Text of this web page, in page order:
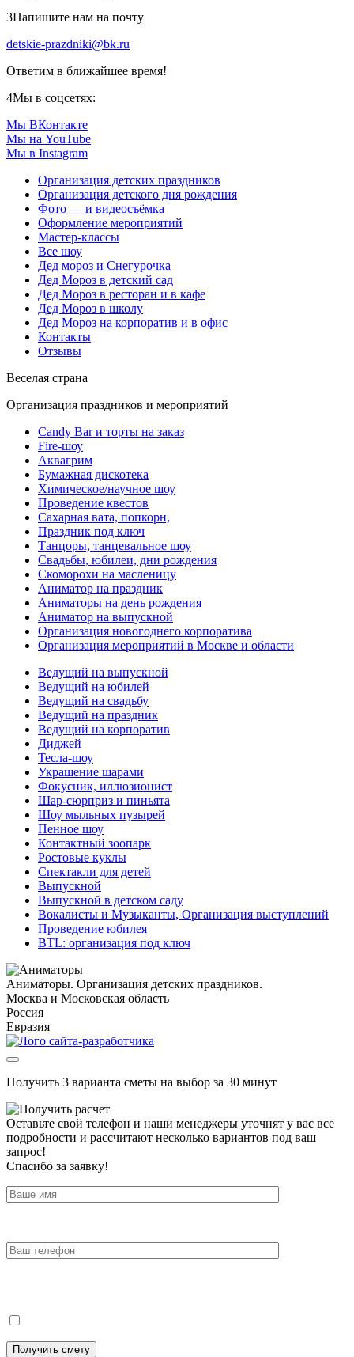
3Напишите нам на почту
detskie-prazdniki@bk.ru
Ответим в ближайшее время!
4Мы в соцсетях:
Мы ВКонтакте
Мы на YouTube
Мы в Instagram
Организация детских праздников
Организация детского дня рождения
Фото — и видеосъёмка
Оформление мероприятий
Мастер-классы
Все шоу
Дед мороз и Снегурочка
Дед Мороз в детский сад
Дед Мороз в ресторан и в кафе
Дед Мороз в школу
Дед Мороз на корпоратив и в офис
Контакты
Отзывы
Веселая страна
Организация праздников и мероприятий
Candy Bar и торты на заказ
Fire-шоу
Аквагрим
Бумажная дискотека
Химическое/научное шоу
Проведение квестов
Сахарная вата, попкорн,
Праздник под ключ
Танцоры, танцевальное шоу
Свадьбы, юбилеи, дни рождения
Скоморохи на масленицу
Аниматор на праздник
Аниматоры на день рождения
Аниматор на выпускной
Организация новогоднего корпоратива
Организация мероприятий в Москве и области
Ведущий на выпускной
Ведущий на юбилей
Ведущий на свадьбу
Ведущий на праздник
Ведущий на корпоратив
Диджей
Тесла-шоу
Украшение шарами
Фокусник, иллюзионист
Шар-сюрприз и пиньята
Шоу мыльных пузырей
Пенное шоу
Контактный зоопарк
Ростовые куклы
Спектакли для детей
Выпускной
Выпускной в детском саду
Вокалисты и Музыканты, Организация выступлений
Проведение юбилея
BTL: организация под ключ
Аниматоры. Организация детских праздников.
Москва и Московская область
Россия
Евразия
Получить 3 варианта сметы на выбор за 30 минут
Оставьте свой телефон и наши менеджеры уточнят у вас все
подробности и рассчитают несколько вариантов под ваш
запрос!
Спасибо за заявку!